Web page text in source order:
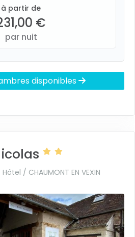
à partir de
€
par nuit
disponibles
Hôtel / CHAUMONT EN VEXIN